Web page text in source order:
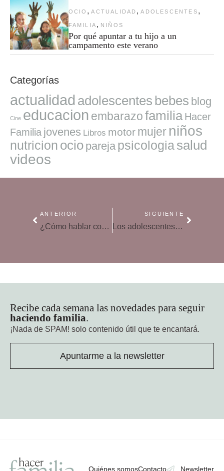
OCIO , ACTUALIDAD , ADOLESCENTES ,
FAMILIA , NIÑOS
Por qué apuntar a tu hijo a un
campamento este verano
Categorías
actualidad adolescentes bebes blog
Cine educacion embarazofamilia Hacer
Familia jovenes Libros motor mujer niños
nutricion ocio pareja psicologiasalud
videos
ANTERIOR
¿Cómo hablar con los adolescentes para inculcarles buenos hábitos?
SIGUIENTE
Los adolescentes pasan más horas en internet que en el colegio
Recibe cada semana las novedades para seguir
haciendo familia.
¡Nada de SPAM! solo contenido útil que te encantará.
Apuntarme a la newsletter
Quiénes somosContacto Newsletter